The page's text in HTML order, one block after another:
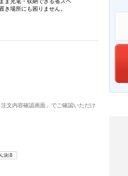
き場所にも困りません。
文内容確認画面」でご確認いただけ
決済